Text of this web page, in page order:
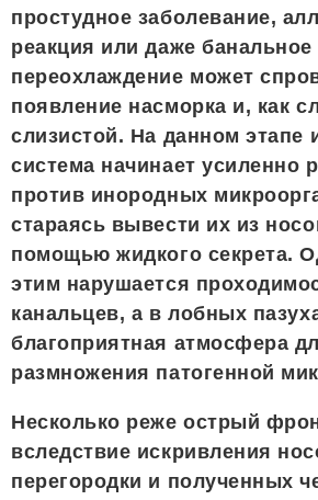
простудное заболевание,
реакция или даже банальное
переохлаждение может
появление насморка и, как
слизистой. На данном этапе
система начинает усиленно
против инородных
стараясь вывести их из
помощью жидкого секрета.
этим нарушается
канальцев, а в лобных
благоприятная атмосфера
размножения патогенной
Несколько реже острый
вследствие искривления
перегородки и полученных